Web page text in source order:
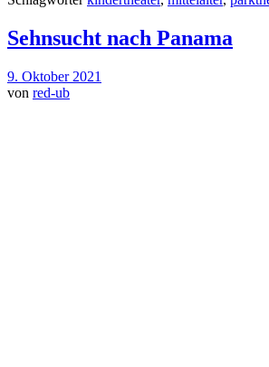
Sehnsucht nach Panama
9. Oktober 2021
von red-ub